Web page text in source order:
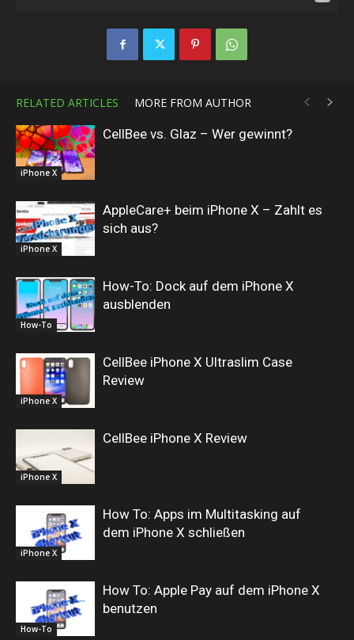
RELATED ARTICLES MORE FROM AUTHOR
iPhone X
CellBee vs. Glaz – Wer gewinnt?
iPhone X
AppleCare+ beim iPhone X – Zahlt es
sich aus?
How-To
How-To: Dock auf dem iPhone X
ausblenden
iPhone X
CellBee iPhone X Ultraslim Case
Review
iPhone X
CellBee iPhone X Review
iPhone X
How To: Apps im Multitasking auf
dem iPhone X schließen
How-To
How To: Apple Pay auf dem iPhone X
benutzen